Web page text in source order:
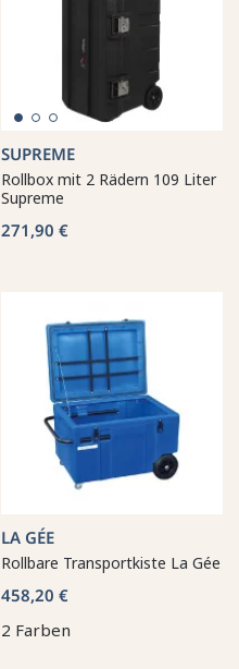
SUPREME
Rollbox mit 2 Rädern 109 Liter
Supreme
271,90 €
LA GÉE
Rollbare Transportkiste La Gée
458,20 €
2 Farben